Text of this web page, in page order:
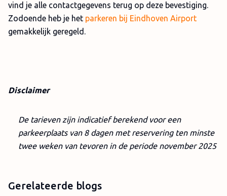
vind je alle contactgegevens terug op deze bevestiging.
Zodoende heb je het parkeren bij Eindhoven Airport
gemakkelijk geregeld.
Disclaimer
De tarieven zijn indicatief berekend voor een
parkeerplaats van 8 dagen met reservering ten minste
twee weken van tevoren in de periode november 2025
Gerelateerde blogs